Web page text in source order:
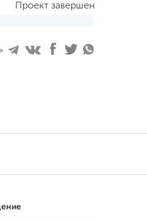
Проект завершен